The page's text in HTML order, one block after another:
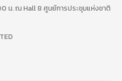
น. ณ Hall 8 ศูนย์การประชุมแห่งชาติ